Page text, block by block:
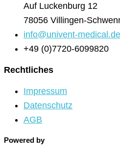
Auf Luckenburg 12
78056 Villingen-
info@univent-medical.de
+49 (0)7720-6099820
Rechtliches
Impressum
Datenschutz
AGB
Powered by